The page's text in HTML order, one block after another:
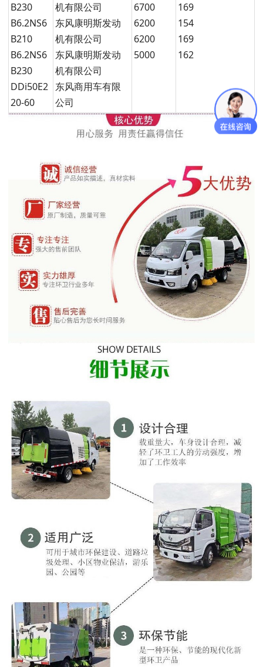
B230
B6.2NS6
B210
B6.2NS6
B230
DDi50E2
20-60
机有限公司
东风康明斯发动
机有限公司
东风康明斯发动
机有限公司
东风商用车有限
公司
6700
6200
6200
5000
169
154
169
162